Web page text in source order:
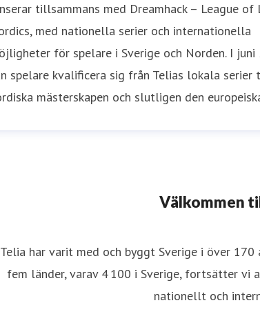
tillsammans med Dreamhack – League of
med nationella serier och internationella
för spelare i Sverige och Norden. I juni
spelare kvalificera sig från Telias lokala serier
mästerskapen och slutligen den
Välkommen
Telia har varit med och byggt Sverige i över
fem länder, varav 4 100 i Sverige, fortsätter
nationellt och